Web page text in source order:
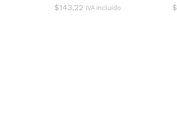
$143,22 IVA incluido $